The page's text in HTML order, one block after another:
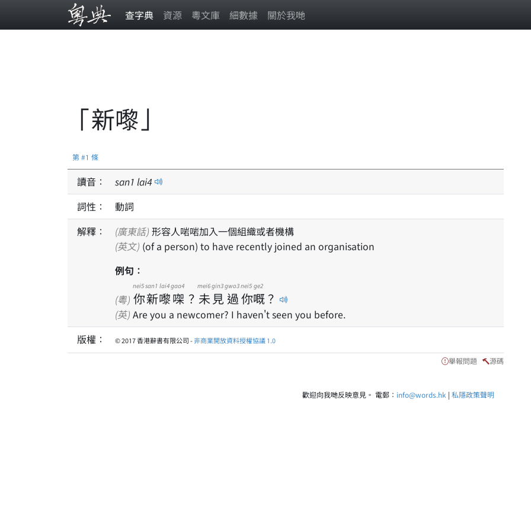
查字典 資源 粵文庫 細數據 關於我哋
「新嚟」
第 #1 條
讀音： san1 lai4
詞性：
動詞
解釋：
(廣東話) 形容人啱啱加入一個組織或者機構
(英文) (of a person) to have recently joined an organisation
例句：
(粵) 你
nei5
新
san1
嚟
lai4
㗎
gaa4
？ 未
mei6
見
gin3
過
gwo3
你
nei5
嘅
ge2
？
(英) Are you a newcomer? I haven't seen you before.
版權：
© 2017 香港辭書有限公司 -非商業開放資料授權協議 1.0
舉報問題 源碼
歡迎向我哋反映意見。 電郵： info@words.hk | 私隱政策聲明